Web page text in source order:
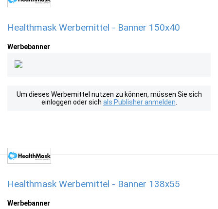
Healthmask Werbemittel - Banner 150x40
Werbebanner
Um dieses Werbemittel nutzen zu können, müssen Sie sich
einloggen oder sich als Publisher anmelden
Healthmask Werbemittel - Banner 138x55
Werbebanner